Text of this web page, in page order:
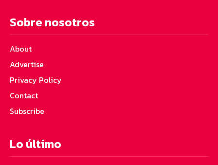
Sobre nosotros
About
Advertise
Privacy Policy
Contact
Subscribe
Lo último